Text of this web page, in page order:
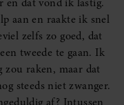
aan en raakte ik snel
zelfs zo goed, dat
tweede te gaan. Ik
raken, maar dat
steeds niet zwanger.